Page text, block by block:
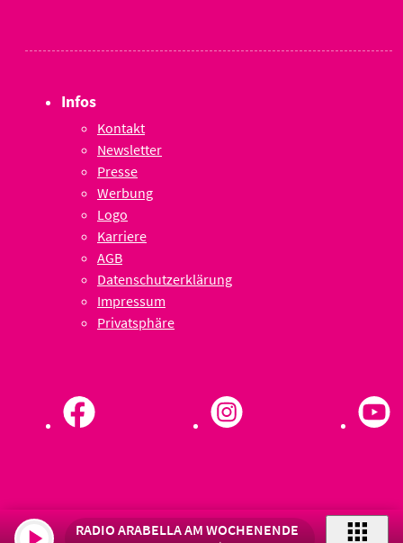
Infos
Kontakt
Newsletter
Presse
Werbung
Logo
Karriere
AGB
Datenschutzerklärung
Impressum
Privatsphäre
RADIO ARABELLA AM WOCHENENDE